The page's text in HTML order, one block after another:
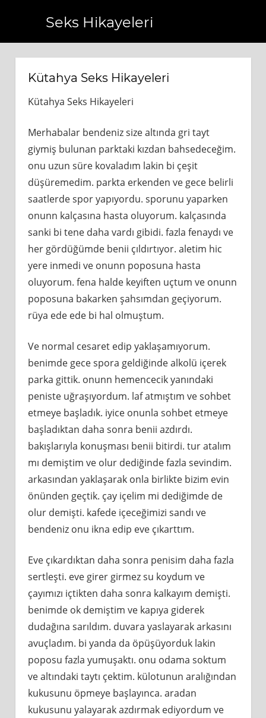
Seks Hikayeleri
Kütahya Seks Hikayeleri
Kütahya Seks Hikayeleri
Merhabalar bendeniz size altında gri tayt
giymiş bulunan parktaki kızdan bahsedeceğim.
onu uzun süre kovaladım lakin bi çeşit
düşüremedim. parkta erkenden ve gece belirli
saatlerde spor yapıyordu. sporunu yaparken
onunn kalçasına hasta oluyorum. kalçasında
sanki bi tene daha vardı gibidi. fazla fenaydı ve
her gördüğümde benii çıldırtıyor. aletim hic
yere inmedi ve onunn poposuna hasta
oluyorum. fena halde keyiften uçtum ve onunn
poposuna bakarken şahsımdan geçiyorum.
rüya ede ede bi hal olmuştum.
Ve normal cesaret edip yaklaşamıyorum.
benimde gece spora geldiğinde alkolü içerek
parka gittik. onunn hemencecik yanındaki
peniste uğraşıyordum. laf atmıştım ve sohbet
etmeye başladık. iyice onunla sohbet etmeye
başladıktan daha sonra benii azdırdı.
bakışlarıyla konuşması benii bitirdi. tur atalım
mı demiştim ve olur dediğinde fazla sevindim.
arkasından yaklaşarak onla birlikte bizim evin
önünden geçtik. çay içelim mi dediğimde de
olur demişti. kafede içeceğimizi sandı ve
bendeniz onu ikna edip eve çıkarttım.
Eve çıkardıktan daha sonra penisim daha fazla
sertleşti. eve girer girmez su koydum ve
çayımızı içtikten daha sonra kalkayım demişti.
benimde ok demiştim ve kapıya giderek
dudağına sarıldım. duvara yaslayarak arkasını
avuçladım. bi yanda da öpüşüyorduk lakin
poposu fazla yumuşaktı. onu odama soktum
ve altındaki taytı çektim. külotunun aralığından
kukusunu öpmeye başlayınca. aradan
kukusunu yalayarak azdırmak ediyordum ve